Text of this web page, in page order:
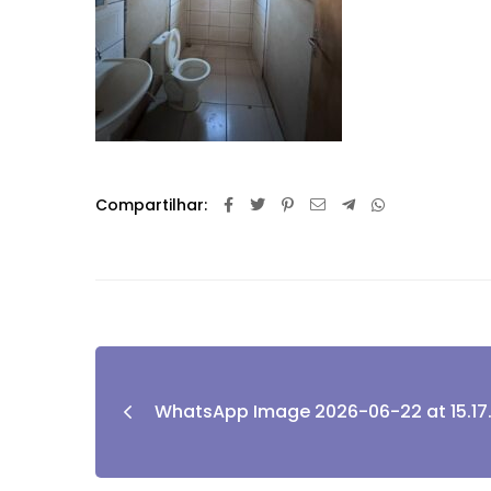
Compartilhar:
WhatsApp Image 2026-06-22 at